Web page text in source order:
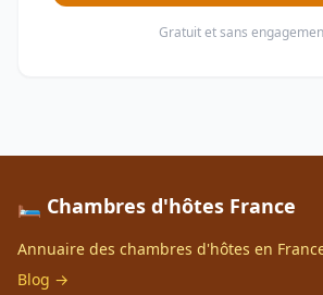
Gratuit et sans
🛏️ Chambres d'hôtes France
Annuaire des chambres d'hôtes en
Blog →